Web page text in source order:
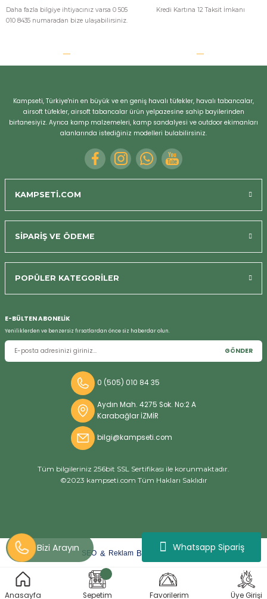
Whatsapp Sipariş
Anasayfa Sepetim Favorilerim Üye Girişi
Daha fazla bilgiye ihtiyacınız varsa 0 505
010 8435 numaradan bize ulaşabilirsiniz.
Kredi Kartına 12 Taksit İmkanı
Kampseti, Türkiye'nin en büyük ve en geniş havalı tüfekler, havalı tabancalar,
airsoft tüfekler, airsoft tabancalar ürün yelpazesine sahip bayilerinden
birtanesiyiz. Ayrıca kamp malzemeleri, kamp sandalyesi ve outdoor ekimanları
alanlarında istediğiniz modelleri bulabilirsiniz.
KAMPSETİ.COM
SİPARİŞ VE ÖDEME
POPÜLER KATEGORİLER
E-BÜLTEN ABONELİK
Yeniliklerden ve benzersiz fırsatlardan önce siz haberdar olun.
GÖNDER
0 (505) 010 84 35
Aydın Mah. 4275 Sok. No:2 A
Karabağlar İZMİR
bilgi@kampseti.com
Tüm bilgileriniz 256bit SSL Sertifikası ile korunmaktadır.
©2023 kampseti.com Tüm Hakları Saklıdır
SEO & Reklam By arat ify
ideasoft
e-